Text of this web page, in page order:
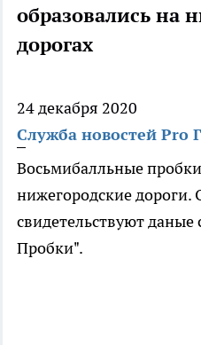
образовались на
дорогах
24 декабря 2020
Служба новостей Pro
Восьмибалльные
нижегородские дороги.
свидетельствуют даные
Пробки".